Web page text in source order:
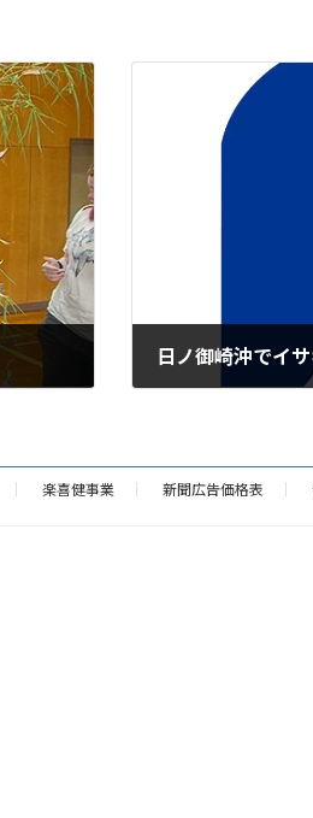
日ノ御崎沖でイ
楽喜健事業 新聞広告価格表